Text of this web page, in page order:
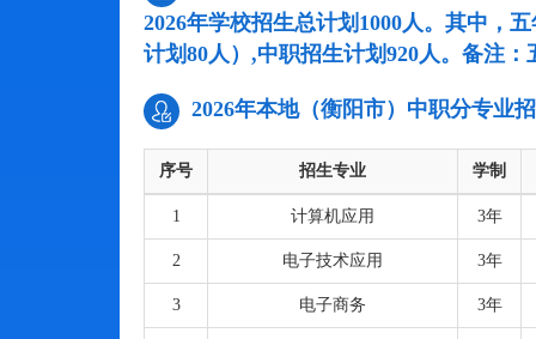
2026年学校招生总计划1000人。其中，
计划80人）,中职招生计划920人。备注
2026年本地（衡阳市）中职分专业
序号 招生专业 学制
1 计算机应用 3年
2 电子技术应用 3年
3 电子商务 3年